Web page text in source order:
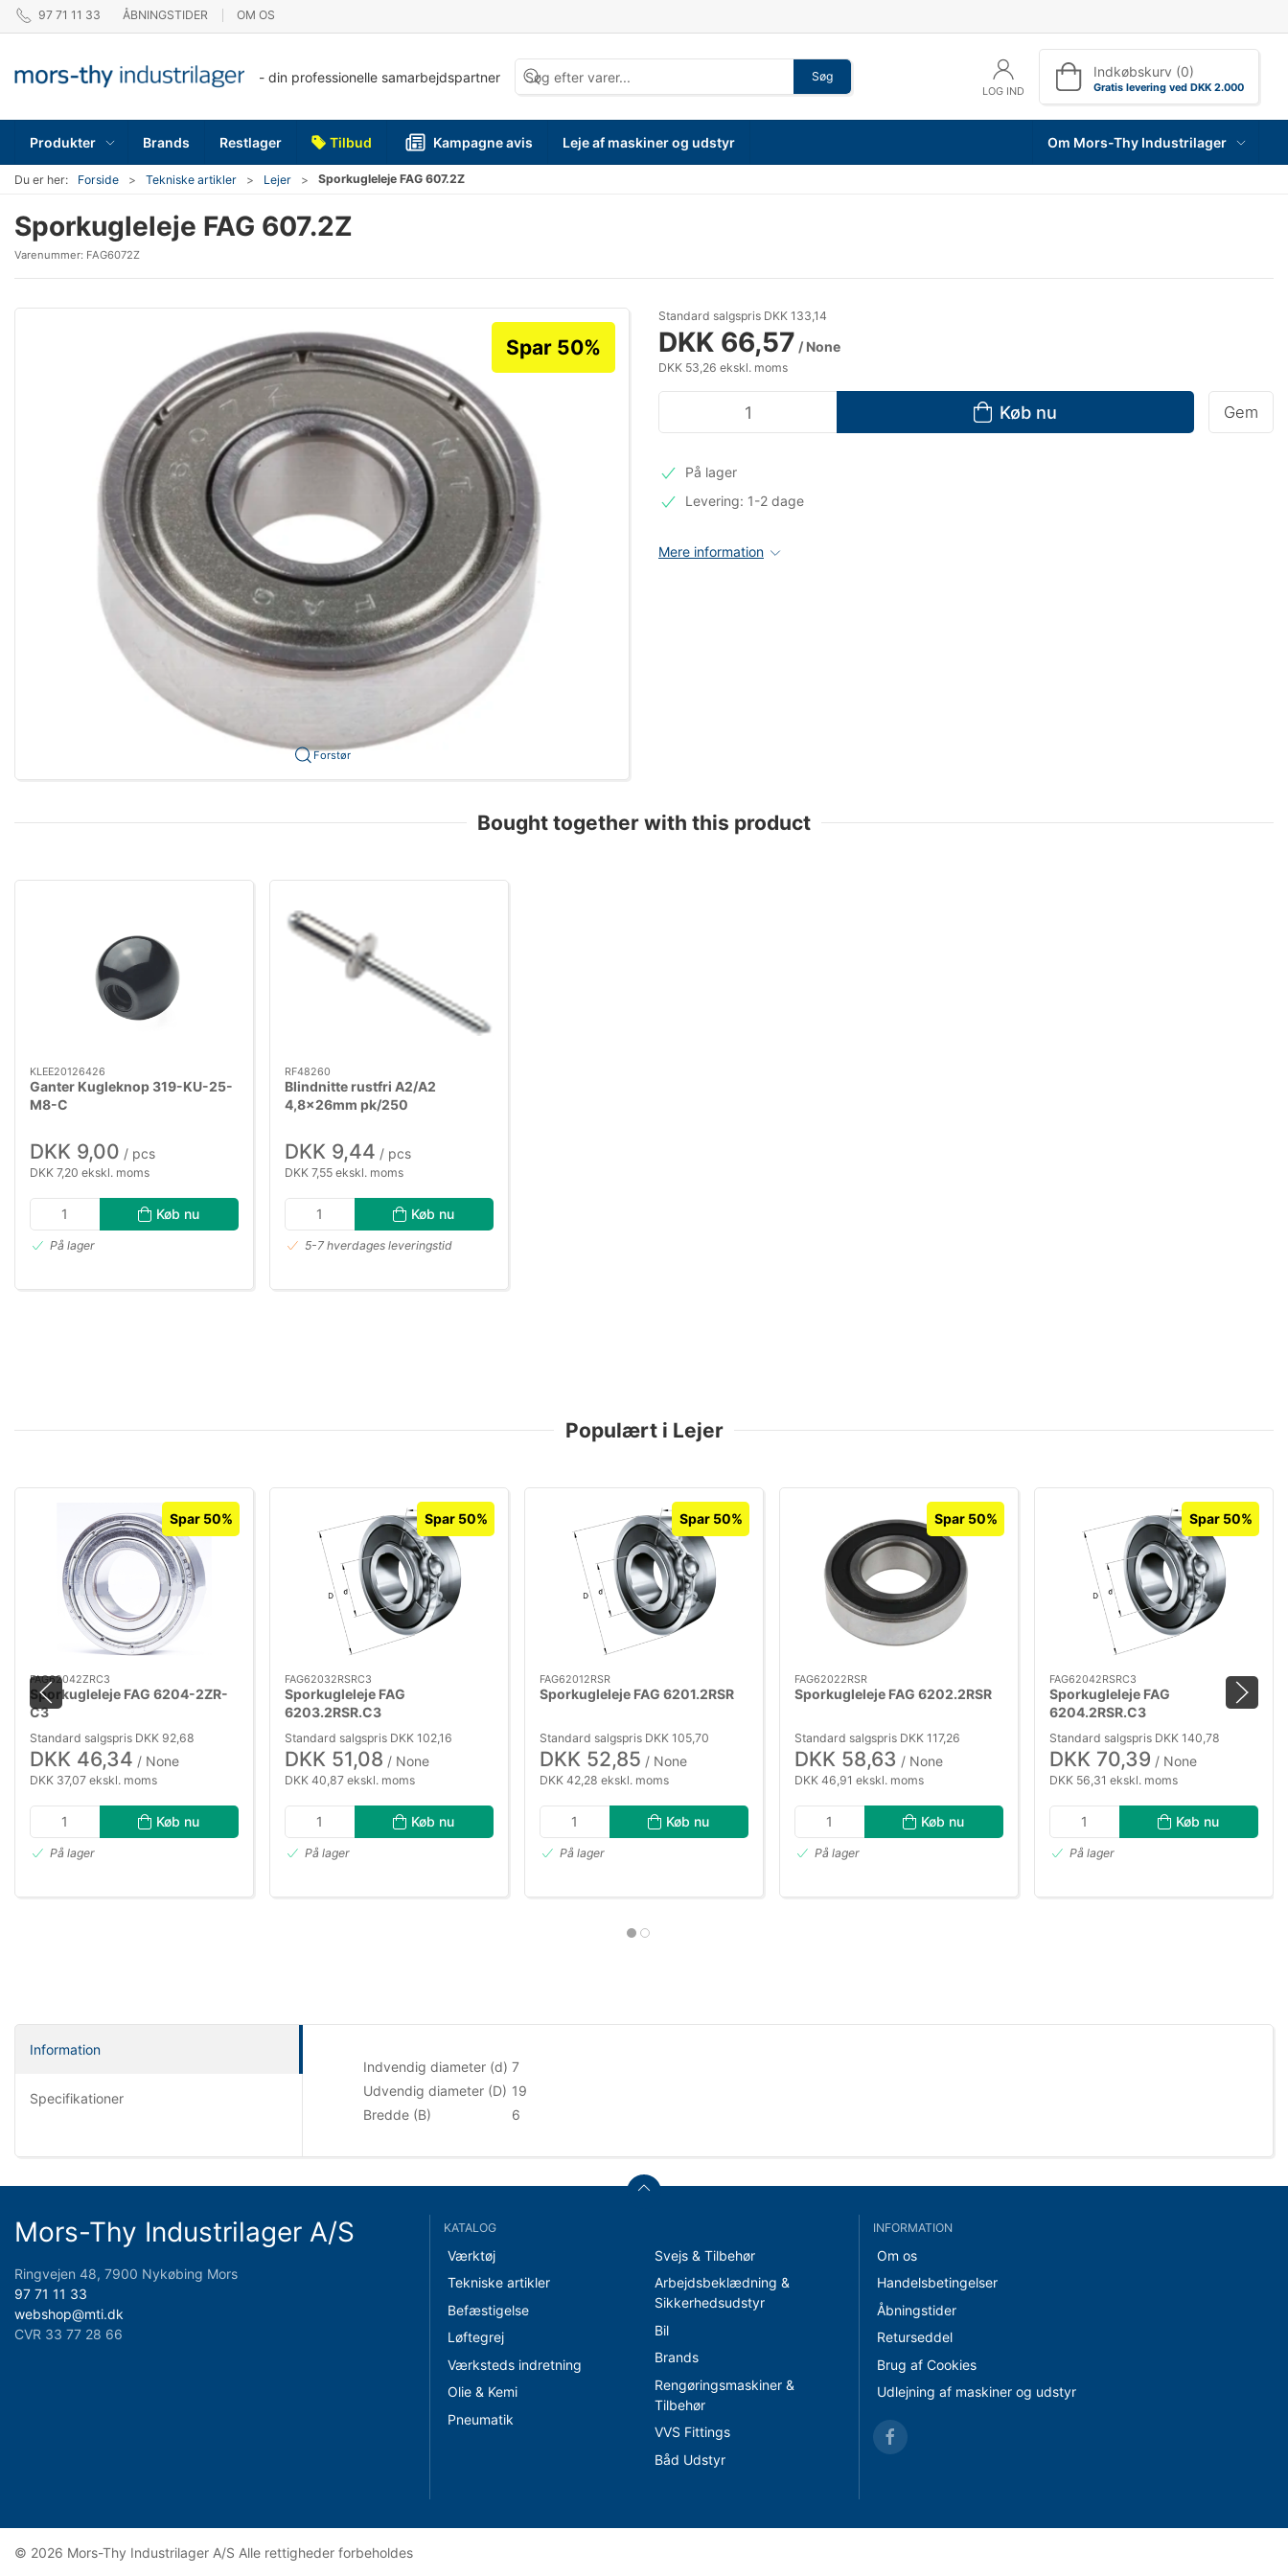
97 71 11 33 ÅBNINGSTIDER OM OS
- din professionelle samarbejdspartner Søg
LOG IND
Indkøbskurv (0)
Gratis levering ved DKK 2.000
Produkter Brands Restlager Tilbud Kampagne avis Leje af maskiner og udstyr Om Mors-Thy Industrilager
Du er her: Forside Tekniske artikler Lejer Sporkugleleje FAG 607.2Z
Sporkugleleje FAG 607.2Z
Varenummer: FAG6072Z
Forstør
Spar 50%
Standard salgspris DKK 133,14
DKK 66,57 / None
DKK 53,26 ekskl. moms
Køb nu Gem
På lager
Levering: 1-2 dage
Mere information
Bought together with this product
KLEE20126426
Ganter Kugleknop 319-KU-25-
M8-C
DKK 9,00 / pcs
DKK 7,20 ekskl. moms
Køb nu
På lager
RF48260
Blindnitte rustfri A2/A2
4,8×26mm pk/250
DKK 9,44 / pcs
DKK 7,55 ekskl. moms
Køb nu
5-7 hverdages leveringstid
Populært i Lejer
Spar 50%
FAG62042ZRC3
Sporkugleleje FAG 6204-2ZR-
C3
Standard salgspris DKK 92,68
DKK 46,34 / None
DKK 37,07 ekskl. moms
Køb nu
På lager
Spar 50%
FAG62032RSRC3
Sporkugleleje FAG
6203.2RSR.C3
Standard salgspris DKK 102,16
DKK 51,08 / None
DKK 40,87 ekskl. moms
Køb nu
På lager
Spar 50%
FAG62012RSR
Sporkugleleje FAG 6201.2RSR
Standard salgspris DKK 105,70
DKK 52,85 / None
DKK 42,28 ekskl. moms
Køb nu
På lager
Spar 50%
FAG62022RSR
Sporkugleleje FAG 6202.2RSR
Standard salgspris DKK 117,26
DKK 58,63 / None
DKK 46,91 ekskl. moms
Køb nu
På lager
Spar 50%
FAG62042RSRC3
Sporkugleleje FAG
6204.2RSR.C3
Standard salgspris DKK 140,78
DKK 70,39 / None
DKK 56,31 ekskl. moms
Køb nu
På lager
Information
Specifikationer
Indvendig diameter (d) 7
Udvendig diameter (D) 19
Bredde (B)
6
Mors-Thy Industrilager A/S
Ringvejen 48, 7900 Nykøbing Mors
97 71 11 33
webshop@mti.dk
CVR 33 77 28 66
KATALOG
Værktøj
Tekniske artikler
Befæstigelse
Løftegrej
Værksteds indretning
Olie & Kemi
Pneumatik
Svejs & Tilbehør
Arbejdsbeklædning &
Sikkerhedsudstyr
Bil
Brands
Rengøringsmaskiner &
Tilbehør
VVS Fittings
Båd Udstyr
INFORMATION
Om os
Handelsbetingelser
Åbningstider
Returseddel
Brug af Cookies
Udlejning af maskiner og udstyr
© 2026 Mors-Thy Industrilager A/S Alle rettigheder forbeholdes